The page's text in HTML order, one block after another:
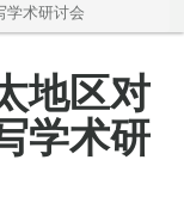
学术研讨会
地区对
学术研